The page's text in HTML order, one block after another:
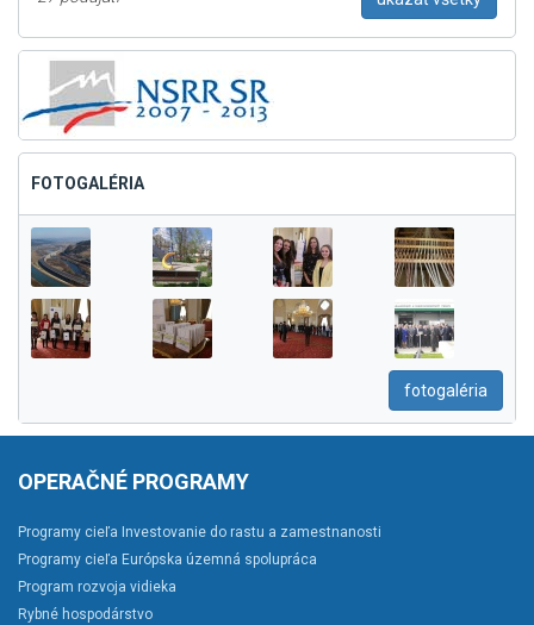
FOTOGALÉRIA
fotogaléria
OPERAČNÉ PROGRAMY
Programy cieľa Investovanie do rastu a zamestnanosti
Programy cieľa Európska územná spolupráca
Program rozvoja vidieka
Rybné hospodárstvo